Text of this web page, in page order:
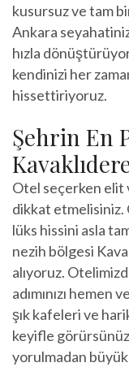
kusursuz ve tam
Ankara
hızla
kendinizi her
hissettiriyoruz.
Şehrin En
Otel seçerken elit
dikkat etmelisiniz.
lüks hissini asla
nezih bölgesi
alıyoruz.
adımınızı hemen
şık kafeleri ve
keyifle
yorulmadan